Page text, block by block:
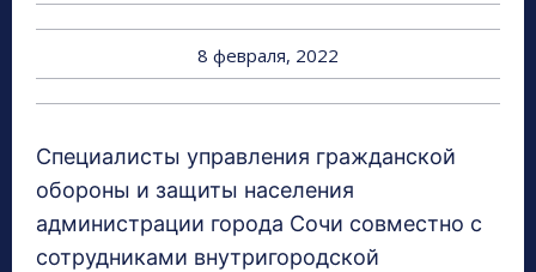
8 февраля, 2022
Специалисты управления гражданской
обороны и защиты населения
администрации города Сочи совместно с
сотрудниками внутригородской